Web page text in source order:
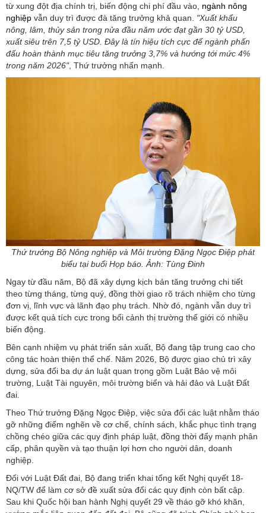
từ xung đột địa chính trị, biến động chi phí đầu vào, ngành nông
nghiệp vẫn duy trì được đà tăng trưởng khả quan. "Xuất khẩu
nông, lâm, thủy sản trong nửa đầu năm ước đạt gần 30 tỷ USD,
xuất siêu trên 7,5 tỷ USD. Đây là tín hiệu tích cực để ngành phấn
đấu hoàn thành mục tiêu tăng trưởng 3,7% và hướng tới mức 4%
trong năm 2026", Thứ trưởng nhấn mạnh.
Thứ trưởng Bộ Nông nghiệp và Môi trường Đặng Ngọc Điệp phát
biểu tại buổi Họp báo. Ảnh: Tùng Đinh
Ngay từ đầu năm, Bộ đã xây dựng kịch bản tăng trưởng chi tiết
theo từng tháng, từng quý, đồng thời giao rõ trách nhiệm cho từng
đơn vị, lĩnh vực và lãnh đạo phụ trách. Nhờ đó, ngành vẫn duy trì
được kết quả tích cực trong bối cảnh thị trường thế giới có nhiều
biến động.
Bên cạnh nhiệm vụ phát triển sản xuất, Bộ đang tập trung cao cho
công tác hoàn thiện thể chế. Năm 2026, Bộ được giao chủ trì xây
dựng, sửa đổi ba dự án luật quan trọng gồm Luật Bảo vệ môi
trường, Luật Tài nguyên, môi trường biển và hải đảo và Luật Đất
đai.
Theo Thứ trưởng Đặng Ngọc Điệp, việc sửa đổi các luật nhằm tháo
gỡ những điểm nghẽn về cơ chế, chính sách, khắc phục tình trạng
chồng chéo giữa các quy định pháp luật, đồng thời đẩy mạnh phân
cấp, phân quyền và tạo thuận lợi hơn cho người dân, doanh
nghiệp.
Đối với Luật Đất đai, Bộ đang triển khai tổng kết Nghị quyết 18-
NQ/TW để làm cơ sở đề xuất sửa đổi các quy định còn bất cập.
Sau khi Quốc hội ban hành Nghị quyết 29 về tháo gỡ khó khăn,